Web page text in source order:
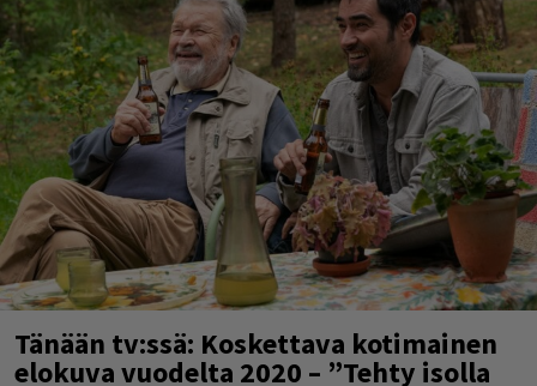
Tänään tv:ssä: Koskettava kotimainen
elokuva vuodelta 2020 – ”Tehty isolla